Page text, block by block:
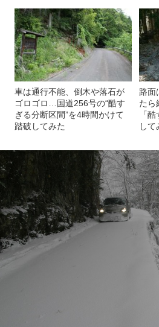
車は通行不能、倒木や落石が
ゴロゴロ…国道256号の“酷す
ぎる分断区間”を4時間かけて
踏破してみた
路面
たら
「
して